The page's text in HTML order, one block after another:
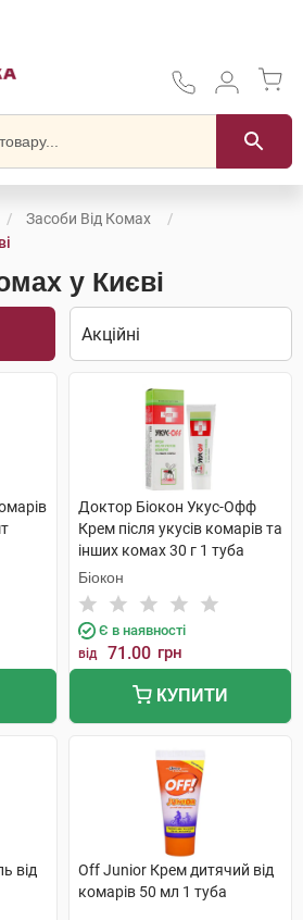
Засоби Від Комах
у Києві
Доктор Біокон Укус-Офф
Крем після укусів комарів та
інших комах 30 г 1 туба
Біокон
Є в наявності
від 71.00 грн
КУПИТИ
від
Off Junior Крем дитячий від
комарів 50 мл 1 туба